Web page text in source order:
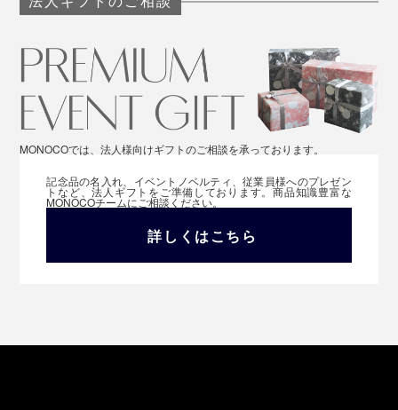
MONOCOでは、法人様向けギフトのご相談を承っております。
記念品の名入れ、イベントノベルティ、従業員様へのプレゼン
トなど、法人ギフトをご準備しております。商品知識豊富な
MONOCOチームにご相談ください。
詳しくはこちら